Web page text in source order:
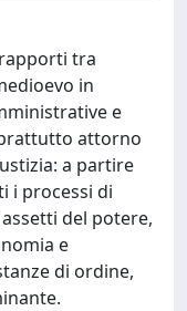
tra
in
e
attorno
a partire
i processi di
del potere,
e
di ordine,